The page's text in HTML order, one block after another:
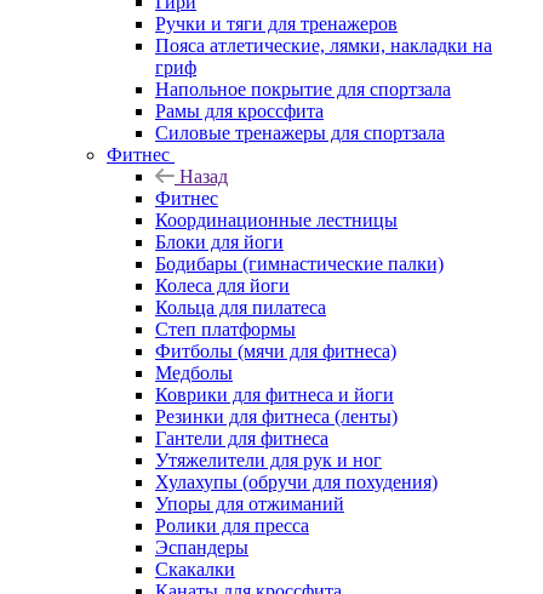
Ручки и тяги для тренажеров
Пояса атлетические, лямки, накладки на
гриф
Напольное покрытие для спортзала
Рамы для кроссфита
Силовые тренажеры для спортзала
Фитнес
Назад
Фитнес
Координационные лестницы
Блоки для йоги
Бодибары (гимнастические палки)
Колеса для йоги
Кольца для пилатеса
Степ платформы
Фитболы (мячи для фитнеса)
Медболы
Коврики для фитнеса и йоги
Резинки для фитнеса (ленты)
Гантели для фитнеса
Утяжелители для рук и ног
Хулахупы (обручи для похудения)
Упоры для отжиманий
Ролики для пресса
Эспандеры
Скакалки